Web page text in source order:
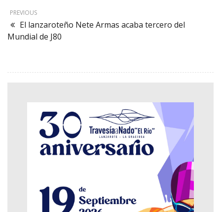
PREVIOUS
El lanzaroteño Nete Armas acaba tercero del
Mundial de J80